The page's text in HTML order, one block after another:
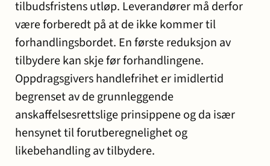
tilbudsfristens utløp. Leverandører må derfor
være forberedt på at de ikke kommer til
forhandlingsbordet. En første reduksjon av
tilbydere kan skje før forhandlingene.
Oppdragsgivers handlefrihet er imidlertid
begrenset av de grunnleggende
anskaffelsesrettslige prinsippene og da især
hensynet til forutberegnelighet og
likebehandling av tilbydere.